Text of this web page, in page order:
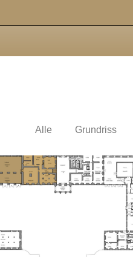
Alle Grundriss